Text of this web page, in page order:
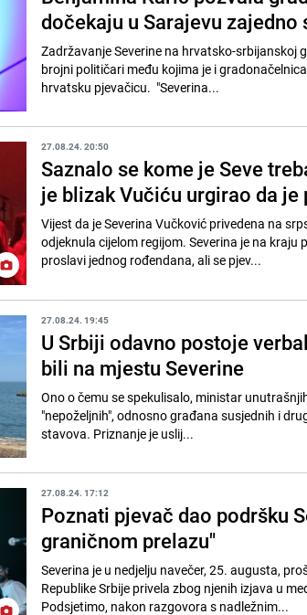
dočekaju u Sarajevu zajedno
Zadržavanje Severine na hrvatsko-srbijanskoj
brojni političari među kojima je i
hrvatsku pjevačicu. "Severina...
27.08.24. 20:50
Saznalo se kome je Seve
je blizak Vučiću urgirao da je
Vijest da je Severina Vučković privedena na
odjeknula cijelom regijom. Severina je na kraju
proslavi jednog rođendana, ali se pjev...
27.08.24. 19:45
U Srbiji odavno postoje
bili na mjestu Severine
Ono o čemu se spekulisalo, ministar
"nepoželjnih", odnosno građana susjednih i
stavova. Priznanje je uslij...
27.08.24. 17:12
Poznati pjevač dao podršku
graničnom prelazu"
Severina je u nedjelju navečer, 25. augusta,
Republike Srbije privela zbog njenih izjava u
Podsjetimo, nakon razgovora s nadležnim...